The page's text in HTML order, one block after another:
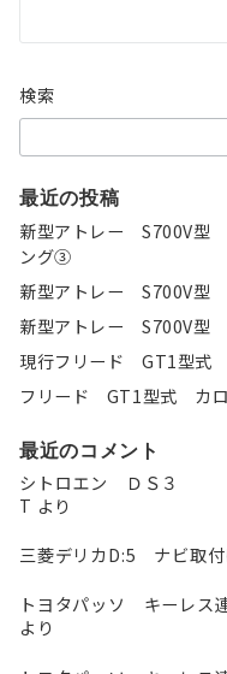
シ
ョ
ン
検索
最近の投稿
新型アトレー S700V型
ング③
新型アトレー S700V型
新型アトレー S700V型
現行フリード GT1型式
フリード GT1型式 カロ
最近のコメント
シトロエン ＤＳ３
T より
三菱デリカD:5 ナビ取付
トヨタパッソ キーレス
より